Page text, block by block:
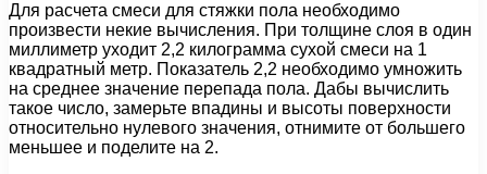
Для расчета смеси для стяжки пола необходимо
произвести некие вычисления. При толщине слоя в один
миллиметр уходит 2,2 килограмма сухой смеси на 1
квадратный метр. Показатель 2,2 необходимо умножить
на среднее значение перепада пола. Дабы вычислить
такое число, замерьте впадины и высоты поверхности
относительно нулевого значения, отнимите от большего
меньшее и поделите на 2.